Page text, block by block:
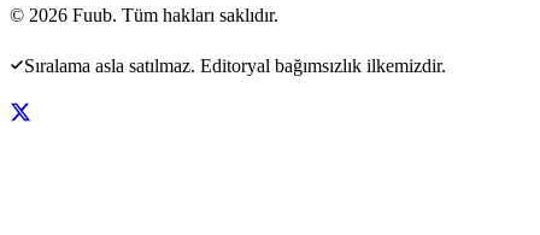
© 2026 Fuub. Tüm hakları saklıdır.
Sıralama asla satılmaz. Editoryal bağımsızlık ilkemizdir.